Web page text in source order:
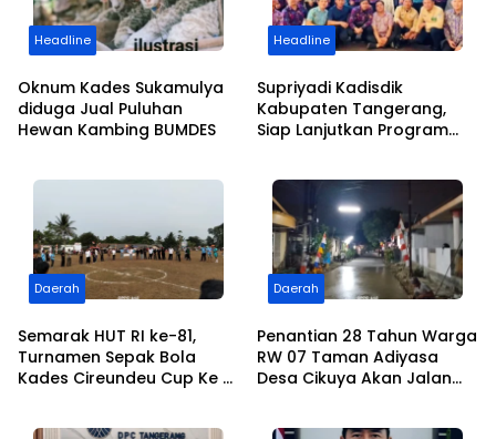
Headline
Oknum Kades Sukamulya
diduga Jual Puluhan
Hewan Kambing BUMDES
Headline
Supriyadi Kadisdik
Kabupaten Tangerang,
Siap Lanjutkan Program
Daerah
Semarak HUT RI ke-81,
Turnamen Sepak Bola
Kades Cireundeu Cup Ke V
Daerah
Penantian 28 Tahun Warga
RW 07 Taman Adiyasa
Desa Cikuya Akan Jalan